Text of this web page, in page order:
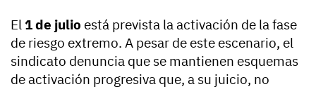
El 1 de julio está prevista la activación de la fase
de riesgo extremo. A pesar de este escenario, el
sindicato denuncia que se mantienen esquemas
de activación progresiva que, a su juicio, no